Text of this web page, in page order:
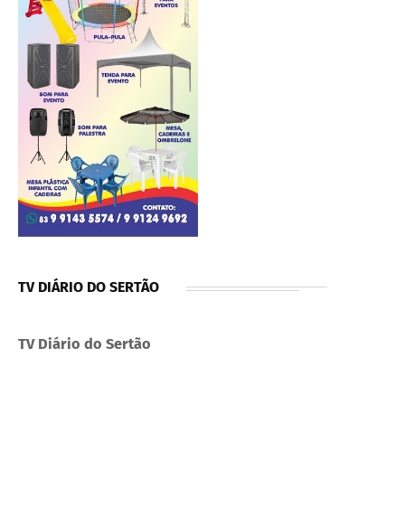
TV DIÁRIO DO SERTÃO
TV Diário do Sertão